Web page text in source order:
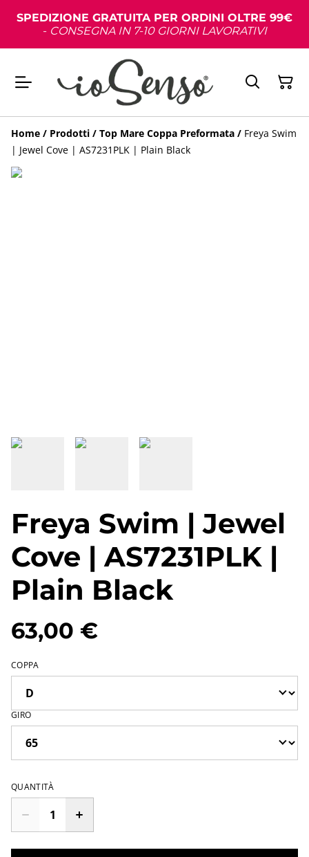
SPEDIZIONE GRATUITA PER ORDINI OLTRE 99€
- CONSEGNA IN 7-10 GIORNI LAVORATIVI
Home / Prodotti / Top Mare Coppa Preformata / Freya Swim
| Jewel Cove | AS7231PLK | Plain Black
Freya Swim | Jewel
Cove | AS7231PLK |
Plain Black
63,00 €
COPPA
GIRO
QUANTITÀ